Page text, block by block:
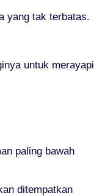
yang tak terbatas.
untuk merayapi
paling bawah
ditempatkan